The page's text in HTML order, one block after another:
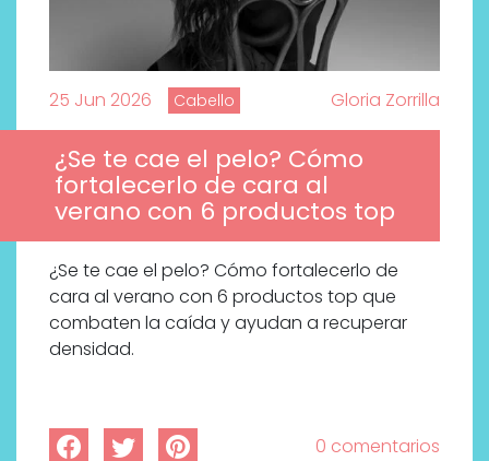
25 Jun 2026 Cabello Gloria Zorrilla
¿Se te cae el pelo? Cómo
fortalecerlo de cara al
verano con 6 productos top
¿Se te cae el pelo? Cómo fortalecerlo de
cara al verano con 6 productos top que
combaten la caída y ayudan a recuperar
densidad.
0 comentarios